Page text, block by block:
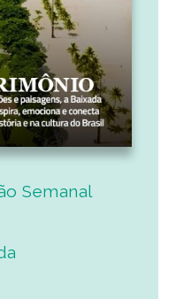
Semanal